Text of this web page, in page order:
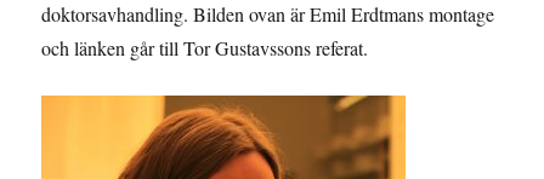
doktorsavhandling. Bilden ovan är Emil Erdtmans montage
och länken går till Tor Gustavssons referat.